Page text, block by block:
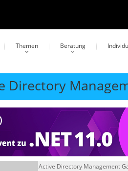
Themen Beratung
Directory
Active Directory Management